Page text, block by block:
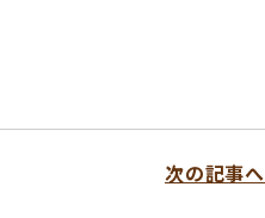
次の記事へ